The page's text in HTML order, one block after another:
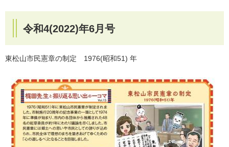
令和4(2022)年6月号
東松山市民憲章の制定 1976(昭和51) 年